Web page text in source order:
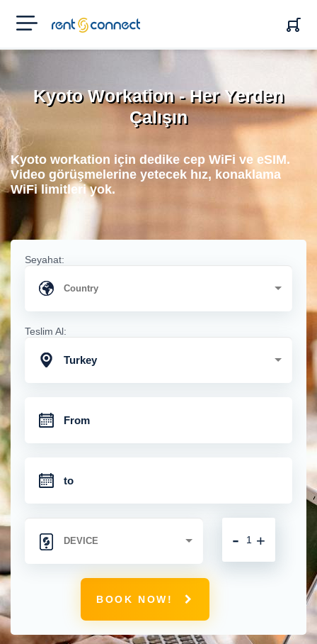
RENT'N
CONNECT
Kyoto Workation - Her Yerden
Çalışın
Kyoto workation için dedike cep WiFi ve eSIM.
Video görüşmelerine yetecek hız, konaklama
WiFi limitleri yok.
Seyahat:
Teslim Al:
Turkey
+
-
BOOK NOW!